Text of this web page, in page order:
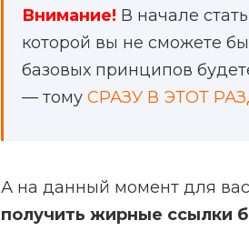
Внимание! В начале
которой вы не сможете
базовых принципов
— тому СРАЗУ В ЭТОТ
А на данный момент для
получить жирные ссылки